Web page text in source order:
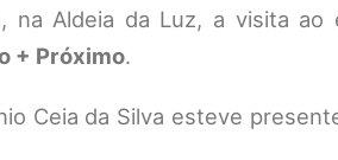
na Aldeia da Luz, a visita ao
+ Próximo.
Ceia da Silva esteve